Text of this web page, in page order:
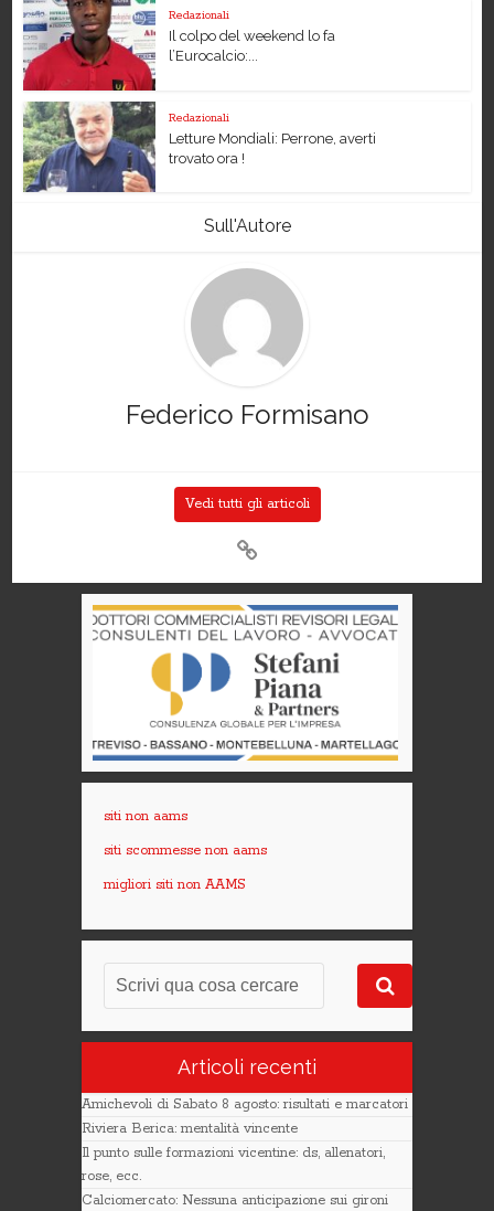
Redazionali
Il colpo del weekend lo fa
l’Eurocalcio:...
Redazionali
Letture Mondiali: Perrone, averti
trovato ora !
Sull'Autore
Federico Formisano
Vedi tutti gli articoli
siti non aams
siti scommesse non aams
migliori siti non AAMS
Articoli recenti
Amichevoli di Sabato 8 agosto: risultati e marcatori
Riviera Berica: mentalità vincente
Il punto sulle formazioni vicentine: ds, allenatori,
rose, ecc.
Calciomercato: Nessuna anticipazione sui gironi